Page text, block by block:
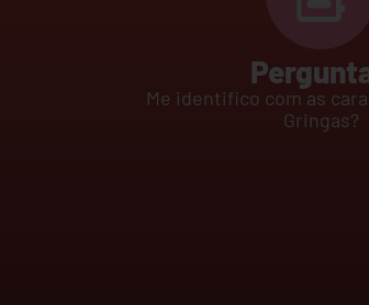
Me identifico com as
Gringas?